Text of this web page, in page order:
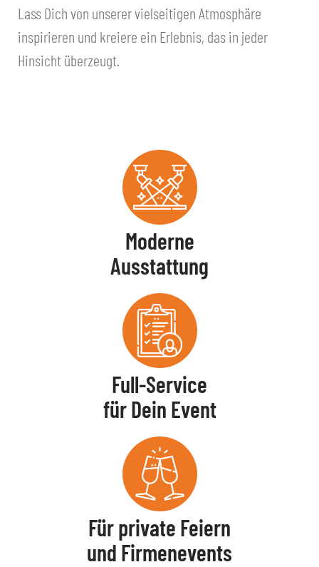
Lass Dich von unserer vielseitigen Atmosphäre
inspirieren und kreiere ein Erlebnis, das in jeder
Hinsicht überzeugt.
Moderne
Ausstattung
Full-Service
für Dein Event
Für private Feiern
und Firmenevents